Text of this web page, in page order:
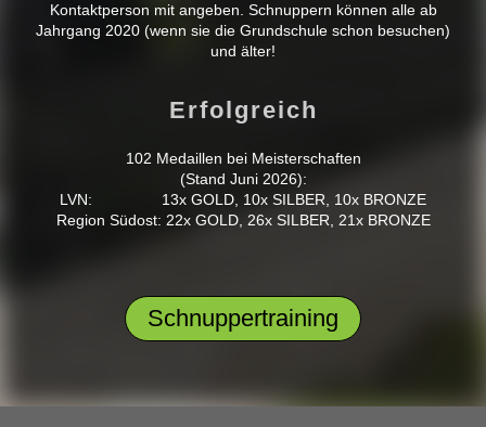
Kontaktperson mit angeben. Schnuppern können alle ab
Jahrgang 2020 (wenn sie die Grundschule schon besuchen)
und älter!
Erfolgreich
102 Medaillen bei Meisterschaften
(Stand Juni 2026):
LVN: 13x GOLD, 10x SILBER, 10x BRONZE
Region Südost: 22x GOLD, 26x SILBER, 21x BRONZE
Schnuppertraining